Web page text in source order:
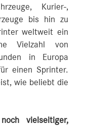
Kurier-,
bis hin zu
weltweit ein
Vielzahl von
in Europa
einen Sprinter.
wie beliebt die
vielseitiger,